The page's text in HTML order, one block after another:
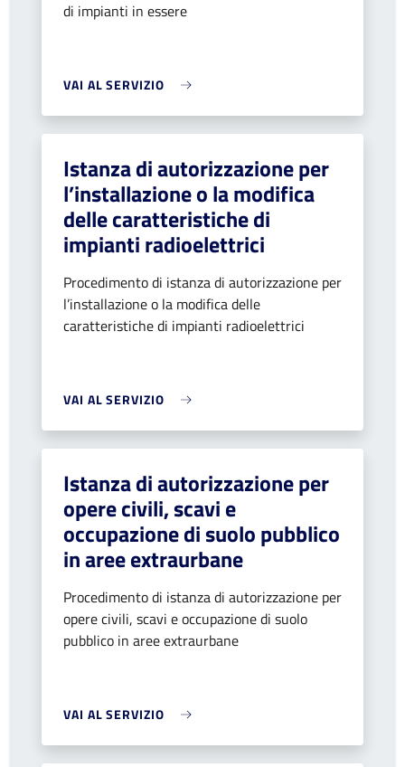
di impianti in essere
VAI AL SERVIZIO
Istanza di autorizzazione per
l’installazione o la modifica
delle caratteristiche di
impianti radioelettrici
Procedimento di istanza di autorizzazione per
l’installazione o la modifica delle
caratteristiche di impianti radioelettrici
VAI AL SERVIZIO
Istanza di autorizzazione per
opere civili, scavi e
occupazione di suolo pubblico
in aree extraurbane
Procedimento di istanza di autorizzazione per
opere civili, scavi e occupazione di suolo
pubblico in aree extraurbane
VAI AL SERVIZIO